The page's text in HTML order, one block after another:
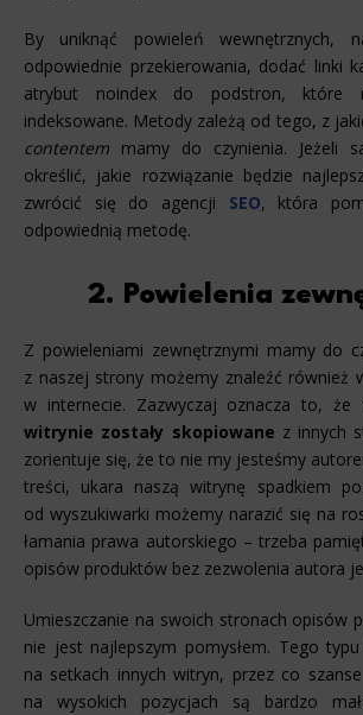
By uniknąć powieleń wewnętrznych,
odpowiednie przekierowania, dodać linki
atrybut noindex do podstron, które
indeksowane. Metody zależą od tego, z
contentem mamy do czynienia. Jeżeli
określić, jakie rozwiązanie będzie
zwrócić się do agencji SEO, która
odpowiednią metodę.
2. Powielenia
Z powieleniami zewnętrznymi mamy do
z naszej strony możemy znaleźć również
w internecie. Zazwyczaj oznacza to, że
witrynie zostały skopiowane z innych
zorientuje się, że to nie my jesteśmy
treści, ukara naszą witrynę spadkiem
od wyszukiwarki możemy narazić się na
łamania prawa autorskiego – trzeba
opisów produktów bez zezwolenia autora
Umieszczanie na swoich stronach opisów
nie jest najlepszym pomysłem. Tego
na setkach innych witryn, przez co
na wysokich pozycjach są bardzo